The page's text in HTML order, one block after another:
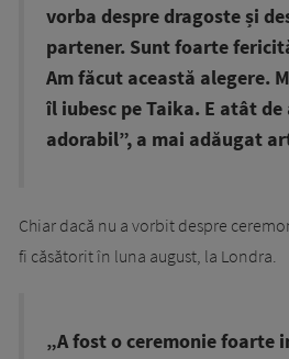
vorba despre dragoste și
partener. Sunt foarte
Am făcut această alegere.
îl iubesc pe Taika. E atât
adorabil”, a mai adăugat
Chiar dacă nu a vorbit despre
fi căsătorit în luna august, la Londra.
„A fost o ceremonie foarte